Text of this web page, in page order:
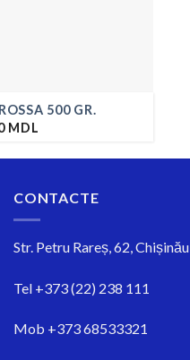
500 GR.
MDL
CONTACTE
Str. Petru Rareș, 62, Chișinău
Tel +373 (22) 238 111
Mob +373 68533321